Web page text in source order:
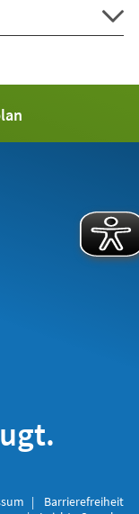
Barrierefreiheit